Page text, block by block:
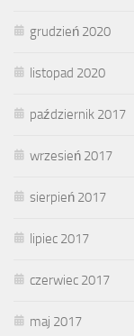
grudzień 2020
listopad 2020
październik 2017
wrzesień 2017
sierpień 2017
lipiec 2017
czerwiec 2017
maj 2017